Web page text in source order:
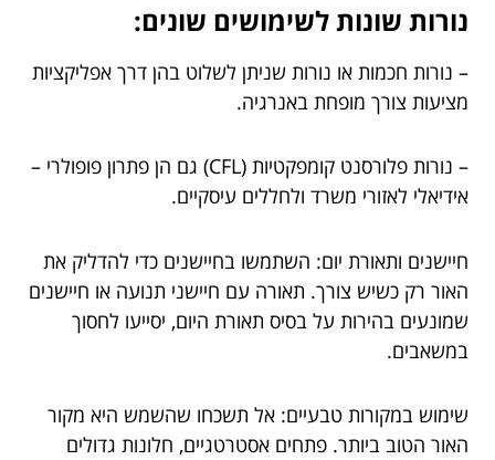
נורות שונות לשימושים שונים:
– נורות חכמות או נורות שניתן לשלוט בהן דרך אפליקציות
מציעות צורך מופחת באנרגיה.
– נורות פלורסנט קומפקטיות (CFL) גם הן פתרון פופולרי –
אידיאלי לאזורי משרד ולחללים עיסקיים.
חיישנים ותאורת יום: השתמשו בחיישנים כדי להדליק את
האור רק כשיש צורך. תאורה עם חיישני תנועה או חיישנים
שמונעים בהירות על בסיס תאורת היום, יסייעו לחסוך
במשאבים.
שימוש במקורות טבעיים: אל תשכחו שהשמש היא מקור
האור הטוב ביותר. פתחים אסטרטגיים, חלונות גדולים